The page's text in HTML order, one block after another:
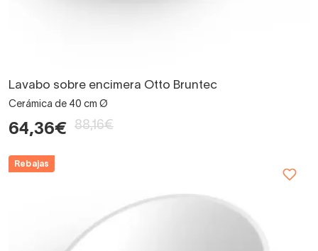
Lavabo sobre encimera Otto Bruntec
Cerámica de 40 cm Ø
64,36€ 88,16€
Rebajas